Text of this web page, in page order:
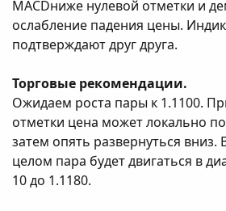
MACDниже нулевой отметки и
ослабление падения цены.
подтверждают друг друга.
Торговые рекомендации.
Ожидаем роста пары к 1.1100.
отметки цена может локально
затем опять развернуться вниз.
целом пара будет двигаться в
10 до 1.1180.